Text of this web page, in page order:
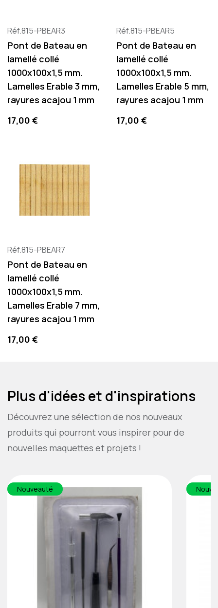
Réf.815-PBEAR3
Pont de Bateau en
lamellé collé
1000x100x1,5 mm.
Lamelles Erable 3 mm,
rayures acajou 1 mm
Precio
17,00 €
Réf.815-PBEAR5
Pont de Bateau en
lamellé collé
1000x100x1,5 mm.
Lamelles Erable 5 mm,
rayures acajou 1 mm
Precio
17,00 €
Réf.815-PBEAR7
Pont de Bateau en
lamellé collé
1000x100x1,5 mm.
Lamelles Erable 7 mm,
rayures acajou 1 mm
Precio
17,00 €
Plus d'idées et d'inspirations
Découvrez une sélection de nos nouveaux
produits qui pourront vous inspirer pour de
nouvelles maquettes et projets !
Nouveauté